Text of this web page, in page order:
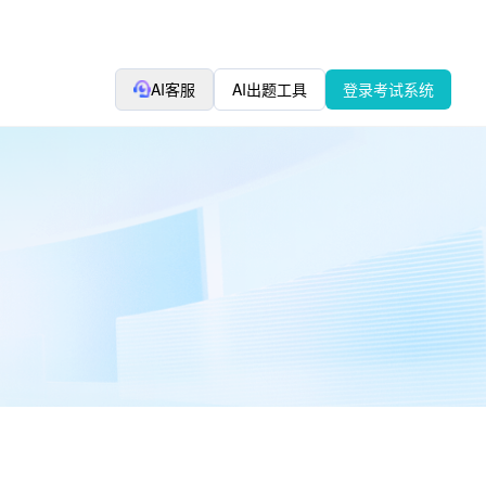
AI客服 AI出题工具 登录考试系统